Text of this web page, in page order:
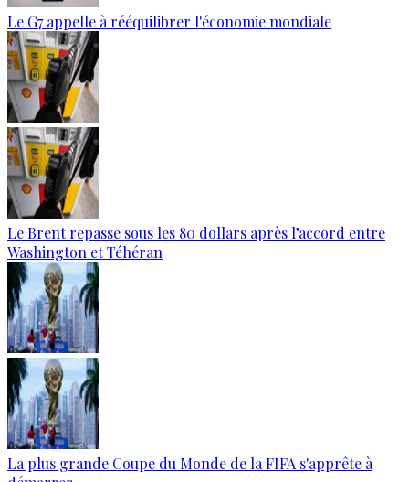
Le G7 appelle à rééquilibrer l'économie mondiale
Le Brent repasse sous les 80 dollars après l’accord entre
Washington et Téhéran
La plus grande Coupe du Monde de la FIFA s'apprête à